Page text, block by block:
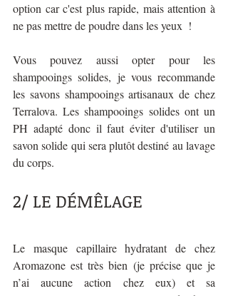
option car c'est plus rapide, mais attention à
ne pas mettre de poudre dans les yeux  !
Vous pouvez aussi opter pour les
shampooings solides, je vous recommande
les savons shampooings artisanaux de chez
Terralova. Les shampooings solides ont un
PH adapté donc il faut éviter d'utiliser un
savon solide qui sera plutôt destiné au lavage
du corps.
2/ LE DÉMÊLAGE
Le masque capillaire hydratant de chez
Aromazone est très bien (je précise que je
n’ai aucune action chez eux) et sa